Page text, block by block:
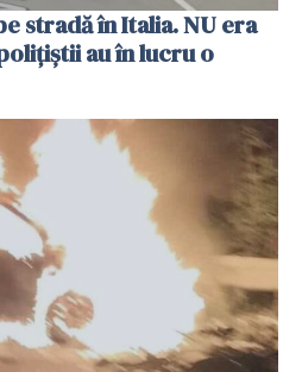
stradă în Italia. NU era
au în lucru o